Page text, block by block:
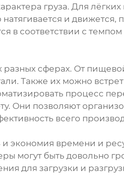
груза. Для
и
в соответствии с
сферах. От
Также их можно
процесс
Они позволяют
всего
экономия времени и
могут быть довольно
для загрузки и